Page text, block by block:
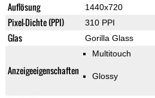
Auflösung 1440x720
Pixel-Dichte (PPI) 310 PPI
Glas Gorilla Glass
Anzeigeeigenschaften
Multitouch
Glossy